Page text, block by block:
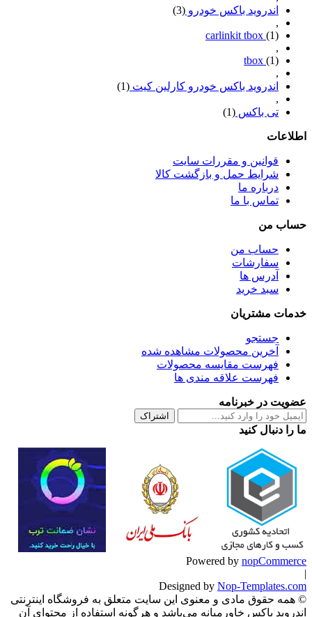
اندروید باکس خودرو (3)
,
carlinkit tbox (1)
,
tbox (1)
,
اندروید باکس خودرو کارلین کیت (1)
,
تی باکس (1)
اطلاعات
قوانین و مقررات سایت
شرایط حمل و بازگشت کالا
درباره ما
تماس با ما
حساب من
حساب من
سفارشات
آدرس ها
سبد خرید
خدمات مشتریان
جستجو
آخرین محصولات مشاهده شده
فهرست مقایسه محصولات
فهرست علاقه مندی ها
عضویت در خبرنامه
اشتراک
ما را دنبال کنید
Powered by nopCommerce
|
Designed by Nop-Templates.com
© همه حقوق مادی و معنوی این سایت متعلق به فروشگاه اینترنتی
اندروید باکس خاورمیانه می‌باشد و هرگونه استفاده از محتوای آن